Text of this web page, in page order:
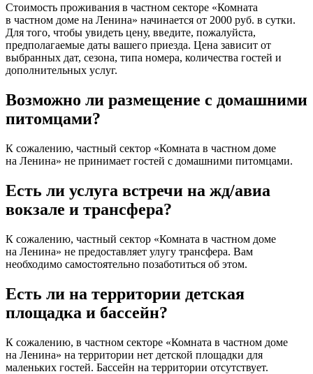
Стоимость проживания в частном секторе «Комната
в частном доме на Ленина» начинается от 2000 руб. в сутки.
Для того, чтобы увидеть цену, введите, пожалуйста,
предполагаемые даты вашего приезда. Цена зависит от
выбранных дат, сезона, типа номера, количества гостей и
дополнительных услуг.
Возможно ли размещение с домашними
питомцами?
К сожалению, частный сектор «Комната в частном доме
на Ленина» не принимает гостей с домашними питомцами.
Есть ли услуга встречи на жд/авиа
вокзале и трансфера?
К сожалению, частный сектор «Комната в частном доме
на Ленина» не предоставляет улугу трансфера. Вам
необходимо самостоятельно позаботиться об этом.
Есть ли на территории детская
площадка и бассейн?
К сожалению, в частном секторе «Комната в частном доме
на Ленина» на территории нет детской площадки для
маленьких гостей. Бассейн на территории отсутствует.